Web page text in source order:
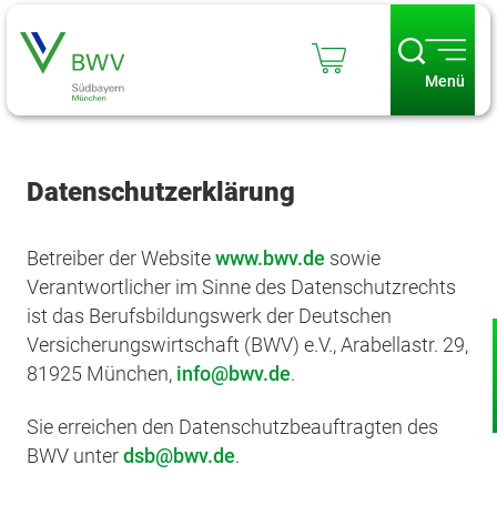
Menü
Datenschutzerklärung
Betreiber der Websitewww.bwv.de sowie
Verantwortlicher im Sinne des Datenschutzrechts
ist das Berufsbildungswerk der Deutschen
Versicherungswirtschaft (BWV) e.V., Arabellastr. 29,
81925 München, info bwv.de.
Sie erreichen den Datenschutzbeauftragten des
BWV unterdsb bwv.de.